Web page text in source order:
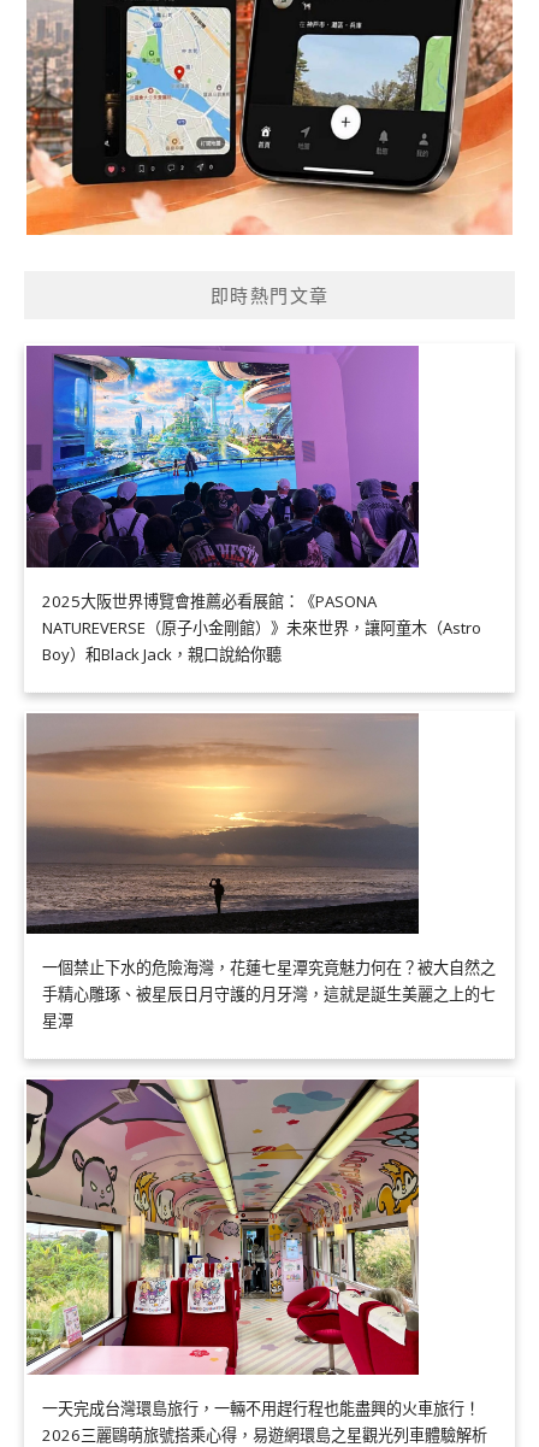
即時熱門文章
2025大阪世界博覽會推薦必看展館：《PASONA
NATUREVERSE（原子小金剛館）》未來世界，讓阿童木（Astro
Boy）和Black Jack，親口說給你聽
一個禁止下水的危險海灣，花蓮七星潭究竟魅力何在？被大自然之
手精心雕琢、被星辰日月守護的月牙灣，這就是誕生美麗之上的七
星潭
一天完成台灣環島旅行，一輛不用趕行程也能盡興的火車旅行！
2026三麗鷗萌旅號搭乘心得，易遊網環島之星觀光列車體驗解析